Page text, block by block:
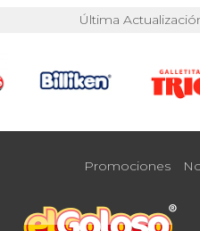
Última
Promociones